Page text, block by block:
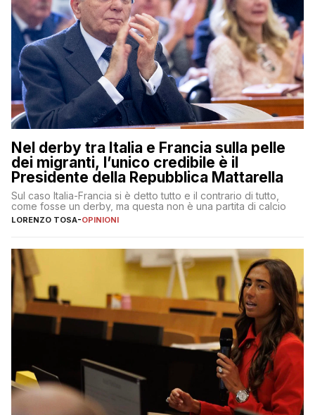
Nel derby tra Italia e Francia sulla pelle
dei migranti, l’unico credibile è il
Presidente della Repubblica Mattarella
Sul caso Italia-Francia si è detto tutto e il contrario di tutto,
come fosse un derby, ma questa non è una partita di calcio
LORENZO TOSA-OPINIONI